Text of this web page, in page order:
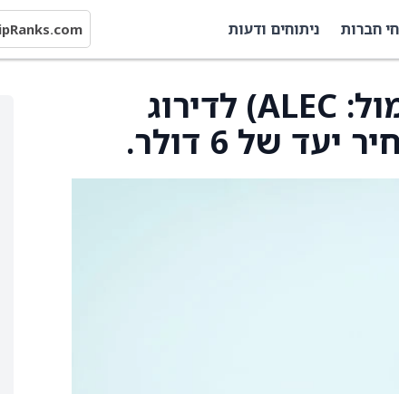
חברות ניתוחים ודעות
BTIG שידרגו את Alector (סימול: ALEC) לדירוג
של 6 דולר.